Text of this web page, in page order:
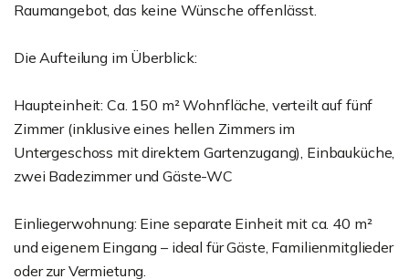
Raumangebot, das keine Wünsche offenlässt.
Die Aufteilung im Überblick:
Haupteinheit: Ca. 150 m² Wohnfläche, verteilt auf fünf
Zimmer (inklusive eines hellen Zimmers im
Untergeschoss mit direktem Gartenzugang), Einbauküche,
zwei Badezimmer und Gäste-WC
Einliegerwohnung: Eine separate Einheit mit ca. 40 m²
und eigenem Eingang – ideal für Gäste, Familienmitglieder
oder zur Vermietung.